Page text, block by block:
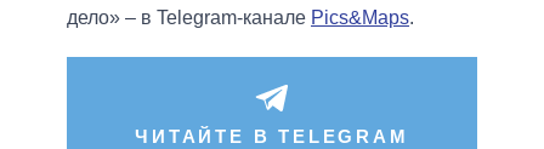
дело» – в Telegram-канале Pics&Maps.
ЧИТАЙТЕ В TELEGRAM